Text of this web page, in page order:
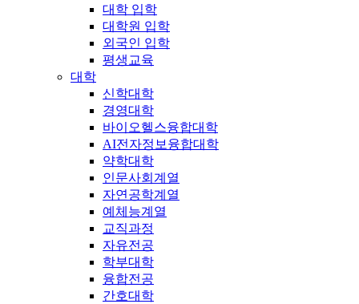
대학 입학
대학원 입학
외국인 입학
평생교육
대학
신학대학
경영대학
바이오헬스융합대학
AI전자정보융합대학
약학대학
인문사회계열
자연공학계열
예체능계열
교직과정
자유전공
학부대학
융합전공
간호대학